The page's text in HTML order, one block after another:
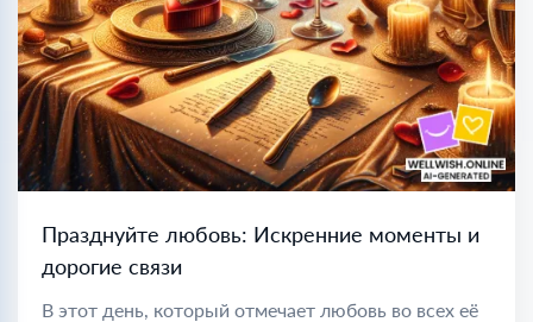
Празднуйте любовь: Искренние моменты и
дорогие связи
В этот день, который отмечает любовь во всех её